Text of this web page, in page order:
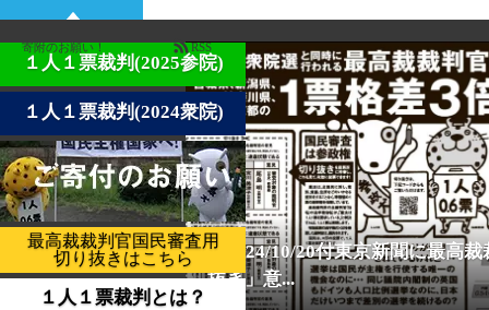
寄附のお願い！ RSS
【2024/10/20付東京新聞に最高
抜き」意...
１人１票裁判(2025参院)
１人１票裁判(2024衆院)
最高裁裁判官国民審査用
切り抜きはこちら
１人１票裁判とは？